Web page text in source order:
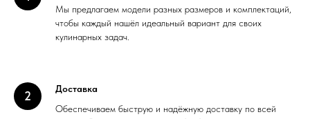
Мы предлагаем модели разных размеров и комплектаций,
чтобы каждый нашёл идеальный вариант для своих
кулинарных задач.
Доставка
Обеспечиваем быструю и надёжную доставку по всей